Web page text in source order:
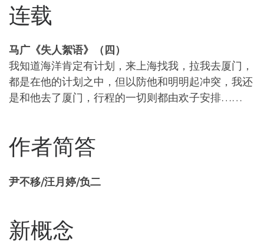
连载
马广《失人絮语》（四）
我知道海洋肯定有计划，来上海找我，拉我去厦门，
都是在他的计划之中，但以防他和明明起冲突，我还
是和他去了厦门，行程的一切则都由欢子安排……
作者简答
尹不移/汪月婷/负二
新概念